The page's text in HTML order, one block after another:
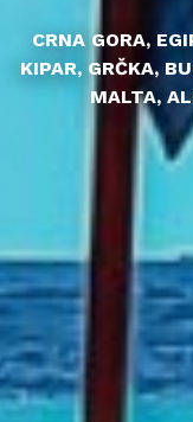
CRNA GORA,
KIPAR, GRČKA,
MALTA,